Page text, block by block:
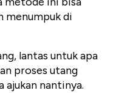
menumpuk di
lantas untuk apa
proses utang
ajukan nantinya.